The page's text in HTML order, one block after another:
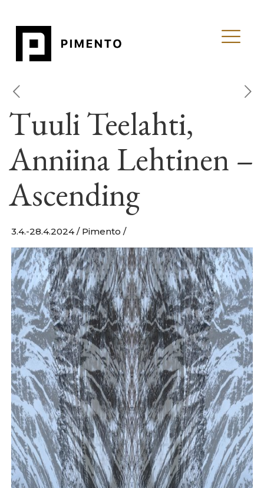
Tuuli Teelahti,
Anniina Lehtinen –
Ascending
3.4.-28.4.2024 / Pimento /